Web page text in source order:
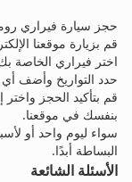
حجز سيارة فيراري
قم بزيارة موقعنا
اختر فيراري الخاصة
حدد التواريخ وأضف
قم بتأكيد الحجز
بنفسك في موقعنا.
سواء ليوم واحد أو
البساطة أبدًا.
الأسئلة الشائعة